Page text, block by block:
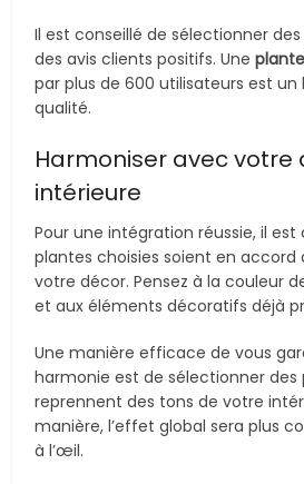
Il est conseillé de sélectionner
des avis clients positifs. Une
par plus de 600 utilisateurs est
qualité.
Harmoniser avec votre
intérieure
Pour une intégration réussie, il est
plantes choisies soient en accord
votre décor. Pensez à la couleur
et aux éléments décoratifs déjà
Une manière efficace de vous
harmonie est de sélectionner des
reprennent des tons de votre
manière, l’effet global sera plus
à l’œil.